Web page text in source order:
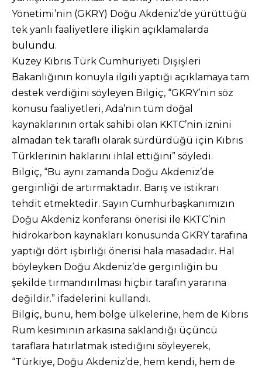
Yönetimi’nin (GKRY) Doğu Akdeniz’de yürüttüğü
tek yanlı faaliyetlere ilişkin açıklamalarda
bulundu.
Kuzey Kıbrıs Türk Cumhuriyeti Dışişleri
Bakanlığının konuyla ilgili yaptığı açıklamaya tam
destek verdiğini söyleyen Bilgiç, “GKRY’nin söz
konusu faaliyetleri, Ada’nın tüm doğal
kaynaklarının ortak sahibi olan KKTC’nin iznini
almadan tek taraflı olarak sürdürdüğü için Kıbrıs
Türklerinin haklarını ihlal ettiğini” söyledi.
Bilgiç, “Bu aynı zamanda Doğu Akdeniz’de
gerginliği de artırmaktadır. Barış ve istikrarı
tehdit etmektedir. Sayın Cumhurbaşkanımızın
Doğu Akdeniz konferansı önerisi ile KKTC’nin
hidrokarbon kaynakları konusunda GKRY tarafına
yaptığı dört işbirliği önerisi hala masadadır. Hal
böyleyken Doğu Akdeniz’de gerginliğin bu
şekilde tırmandırılması hiçbir tarafın yararına
değildir.” ifadelerini kullandı.
Bilgiç, bunu, hem bölge ülkelerine, hem de Kıbrıs
Rum kesiminin arkasına saklandığı üçüncü
taraflara hatırlatmak istediğini söyleyerek,
“Türkiye, Doğu Akdeniz’de, hem kendi, hem de